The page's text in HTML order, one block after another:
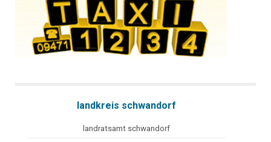
landkreis schwandorf
landratsamt schwandorf